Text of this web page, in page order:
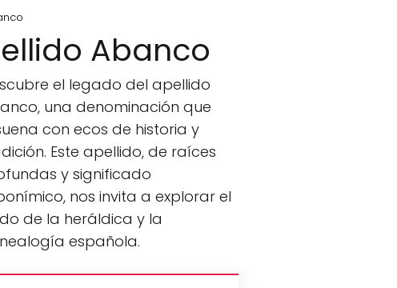
Abanco
el legado del apellido
una denominación que
con ecos de historia y
Este apellido, de raíces
y significado
nos invita a explorar el
de la heráldica y la
española.